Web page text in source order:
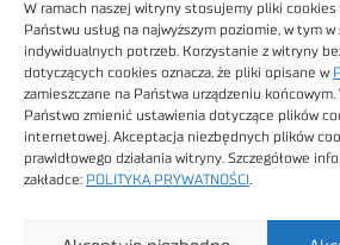
W ramach naszej witryny stosujemy pliki cookies
Państwu usług na najwyższym poziomie, w tym
indywidualnych potrzeb. Korzystanie z witryny
dotyczących cookies oznacza, że pliki opisane w
zamieszczane na Państwa urządzeniu
Państwo zmienić ustawienia dotyczące plików
internetowej. Akceptacja niezbędnych plików
prawidłowego działania witryny. Szczegółowe
zakładce: POLITYKA PRYWATNOŚCI
Regulamin sklepu
Obrazy stockowe
autorstwa